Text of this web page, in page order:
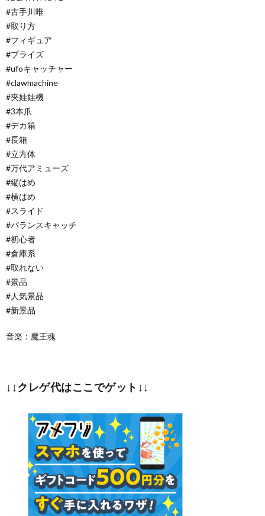
#古手川唯
#取り方
#フィギュア
#プライズ
#ufoキャッチャー
#clawmachine
#夾娃娃機
#3本爪
#デカ箱
#長箱
#立方体
#万代アミューズ
#縦はめ
#横はめ
#スライド
#バランスキャッチ
#初心者
#倉庫系
#取れない
#景品
#人気景品
#新景品
音楽：魔王魂
↓↓クレゲ代はここでゲット↓↓